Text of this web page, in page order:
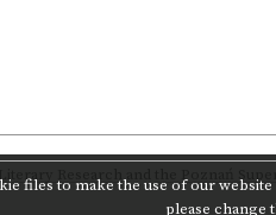
files to make the use of our
please change
Research and the Poznań